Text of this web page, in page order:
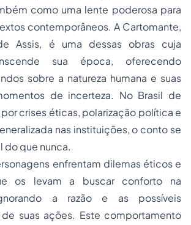
como uma lente poderosa para
contemporâneos. A Cartomante,
Assis, é uma dessas obras cuja
sua época, oferecendo
sobre a natureza humana e suas
de incerteza. No Brasil de
crises éticas, polarização política e
nas instituições, o conto se
do que nunca.
enfrentam dilemas éticos e
os levam a buscar conforto na
a razão e as possíveis
suas ações. Este comportamento